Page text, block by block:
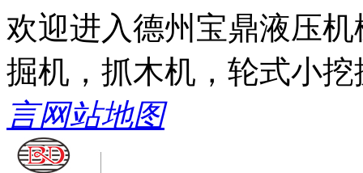
欢迎进入德州宝鼎液压
掘机，抓木机，轮式小
言网站地图